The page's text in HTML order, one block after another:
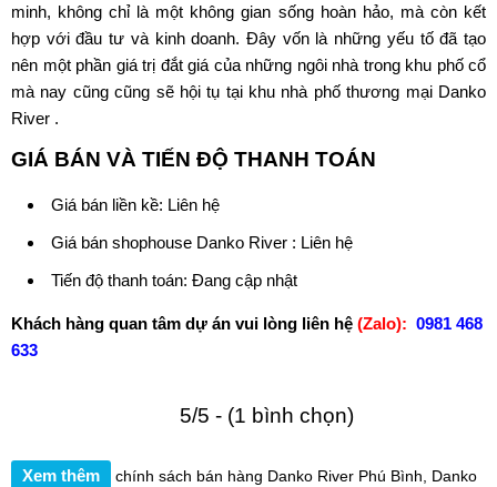
minh, không chỉ là một không gian sống hoàn hảo, mà còn kết
hợp với đầu tư và kinh doanh. Đây vốn là những yếu tố đã tạo
nên một phần giá trị đắt giá của những ngôi nhà trong khu phố cổ
mà nay cũng cũng sẽ hội tụ tại khu nhà phố thương mại Danko
River .
GIÁ BÁN VÀ TIẾN ĐỘ THANH TOÁN
Giá bán liền kề: Liên hệ
Giá bán shophouse Danko River : Liên hệ
Tiến độ thanh toán: Đang cập nhật
Khách hàng quan tâm dự án vui lòng liên hệ (Zalo): 0981 468
633
5/5 - (1 bình chọn)
Xem thêm chính sách bán hàng Danko River Phú Bình
Danko